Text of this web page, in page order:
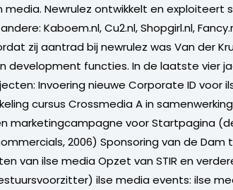
Newrulez ontwikkelt en exploiteert
Kaboem.nl, Cu2.nl, Shopgirl.nl,
zij aantrad bij newrulez was Van der
development functies. In de laatste vier
Invoering nieuwe Corporate ID voor
cursus Crossmedia A in
marketingcampagne voor Startpagina
2006) Sponsoring van de Dam
van ilse media Opzet van STIR en
ilse media events: ilse